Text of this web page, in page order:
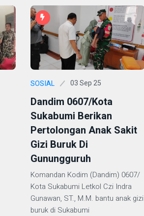
SOSIAL 03 Sep 25
Dandim 0607/Kota
Sukabumi Berikan
Pertolongan Anak Sakit
Gizi Buruk Di
Gunungguruh
Komandan Kodim (Dandim) 0607/
Kota Sukabumi Letkol Czi Indra
Gunawan, ST., M.M. bantu anak gizi
buruk di Sukabumi